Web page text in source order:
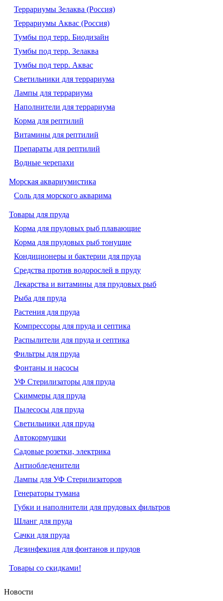
Террариумы Зелаква (Россия)
Террариумы Аквас (Россия)
Тумбы под терр. Биодизайн
Тумбы под терр. Зелаква
Тумбы под терр. Аквас
Светильники для террариума
Лампы для террариума
Наполнители для террариума
Корма для рептилий
Витамины для рептилий
Препараты для рептилий
Водные черепахи
Морская аквариумистика
Соль для морского акварима
Товары для пруда
Корма для прудовых рыб плавающие
Корма для прудовых рыб тонущие
Кондиционеры и бактерии для пруда
Средства против водорослей в пруду
Лекарства и витамины для прудовых рыб
Рыба для пруда
Растения для пруда
Компрессоры для пруда и септика
Распылители для пруда и септика
Фильтры для пруда
Фонтаны и насосы
УФ Стерилизаторы для пруда
Скиммеры для пруда
Пылесосы для пруда
Светильники для пруда
Автокормушки
Садовые розетки, электрика
Антиобледенители
Лампы для УФ Стерилизаторов
Генераторы тумана
Губки и наполнители для прудовых фильтров
Шланг для пруда
Сачки для пруда
Дезинфекция для фонтанов и прудов
Товары со скидками!
Новости